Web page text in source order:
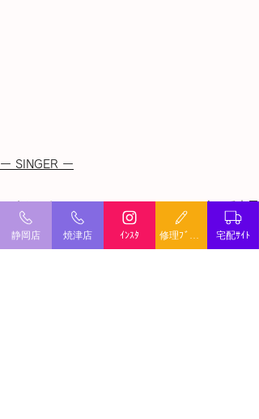
ー SINGER ー
最新記事
静岡店 焼津店 ｲﾝｽﾀ 宅配ｻｲﾄ